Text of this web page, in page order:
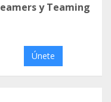
y Teaming
Únete